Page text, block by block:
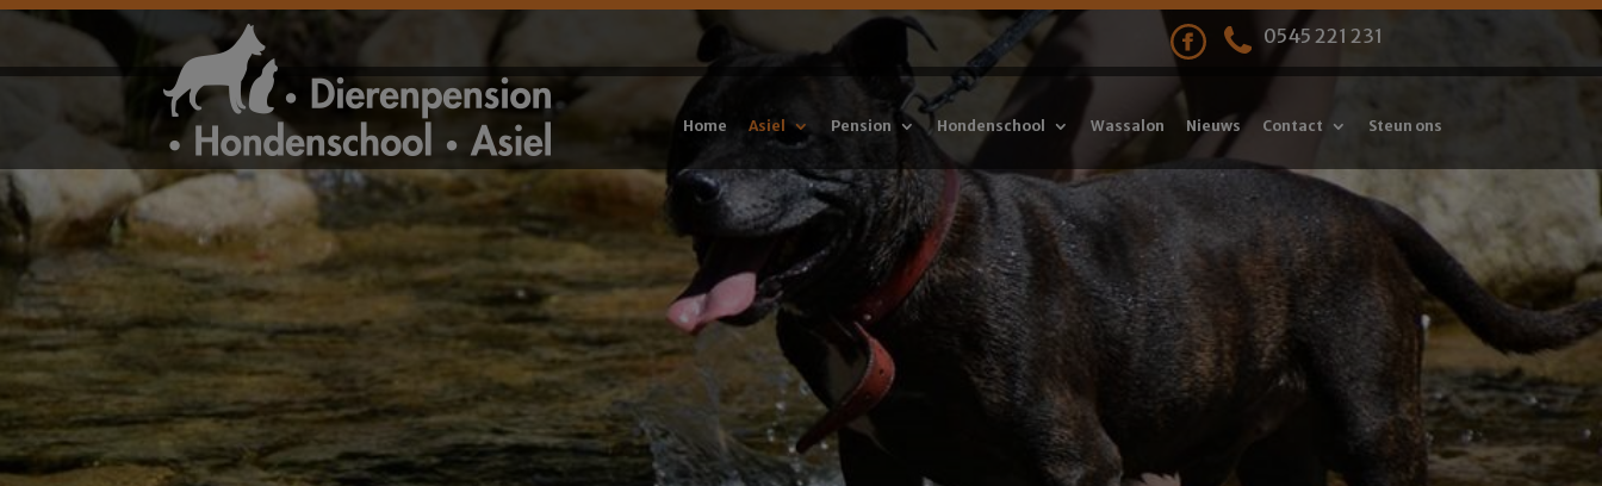
0545 221 231
Home Asiel Pension Hondenschool Wassalon Nieuws Contact Steun ons